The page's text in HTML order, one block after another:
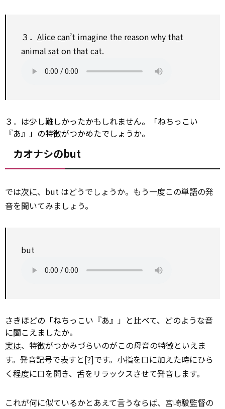
３． Alice can’t imagine the reason why that
animal saton that cat.
３．は少し難しかったかもしれません。「ねちっこい
『あ』」の特徴がつかめたでしょうか。
カオナシのbut
では次に、but はどうでしょうか。もう一度この単語の発
音を聞いてみましょう。
but
さきほどの「ねちっこい『あ』」と比べて、どのような音
に聞こえましたか。
実は、特徴がつかみづらいのがこの母音の特徴といえま
す。発音記号で表すと[?]です。小指を口に加えた時にひら
く程度に口を開き、舌をリラックスさせて発音します。
これが何に似ているかとあえて言うならば、宮崎駿監督の